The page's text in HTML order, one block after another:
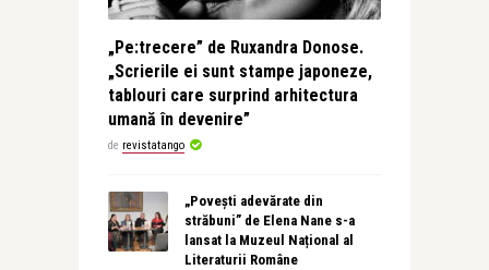
„Pe:trecere” de Ruxandra Donose.
„Scrierile ei sunt stampe japoneze,
tablouri care surprind arhitectura
umană în devenire”
de revistatango
„Povești adevărate din
străbuni” de Elena Nane s-a
lansat la Muzeul Național al
Literaturii Române